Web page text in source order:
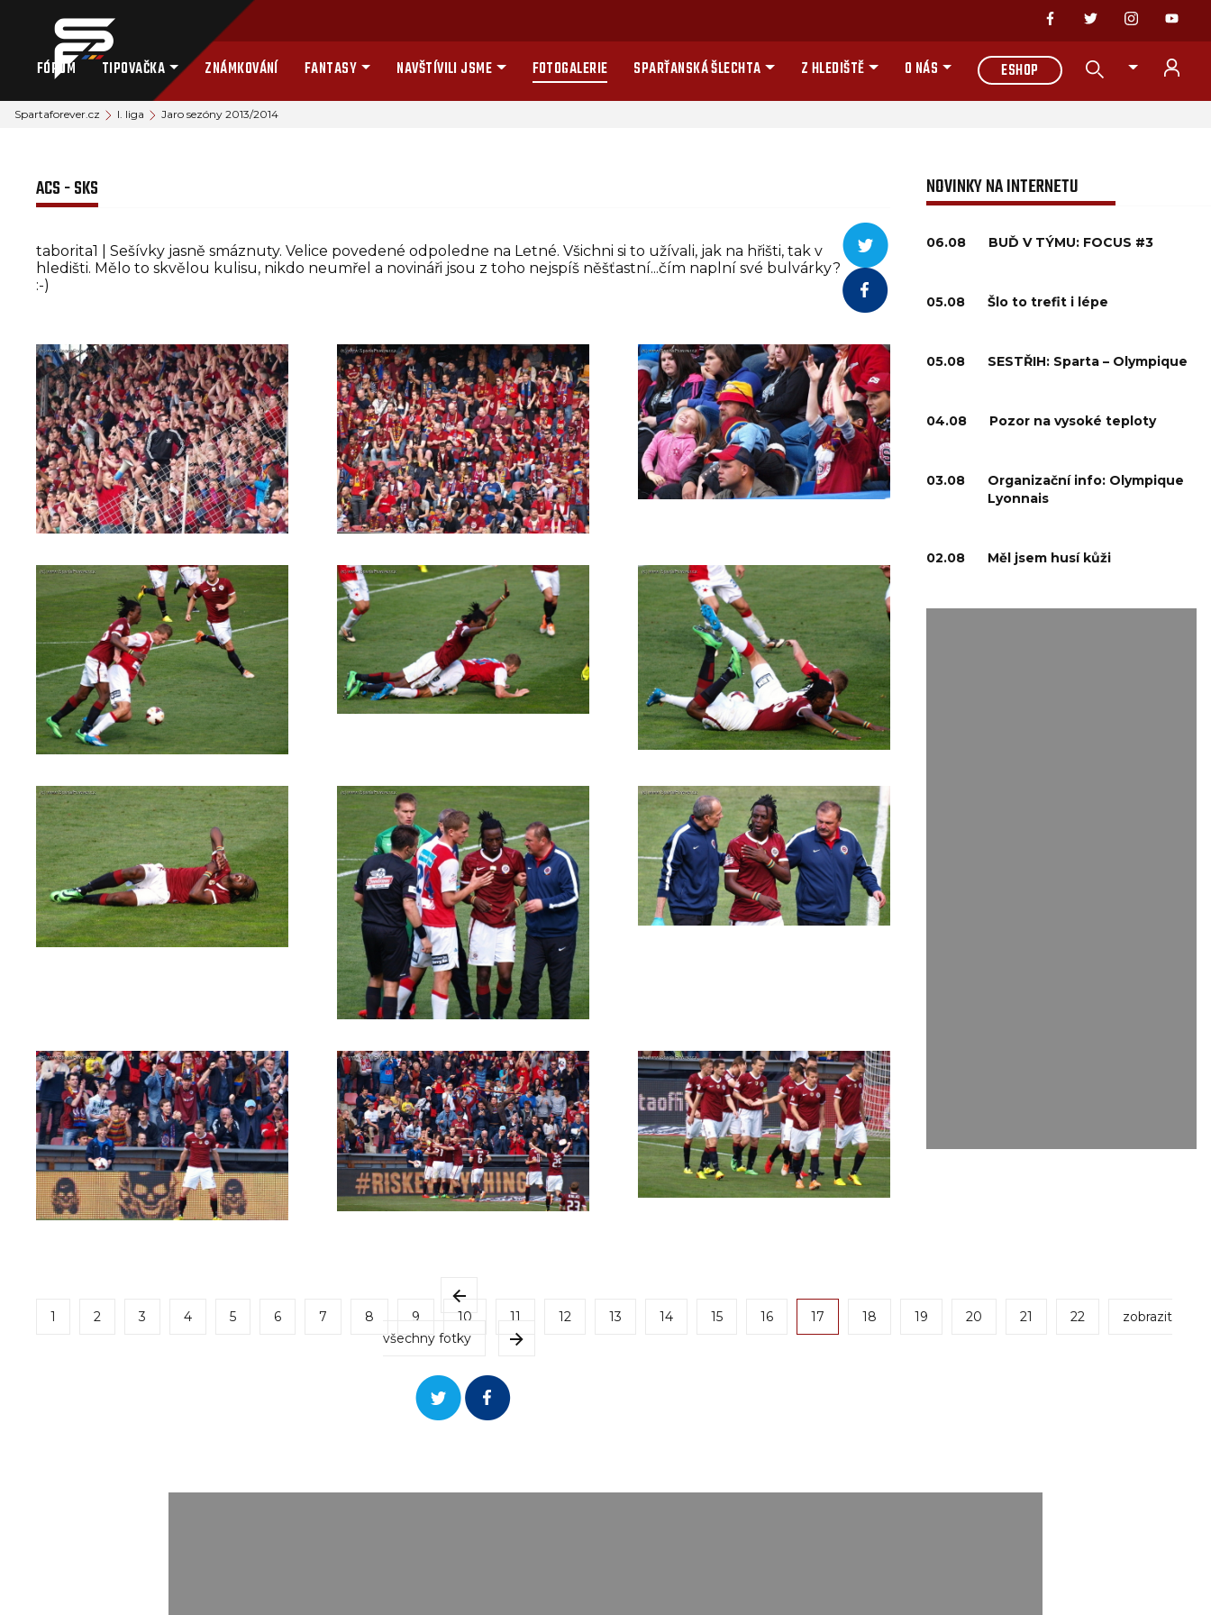
FÓRUM TIPOVAČKA ZNÁMKOVÁNÍ FANTASY NAVŠTÍVILI JSME FOTOGALERIE SPARŤANSKÁ ŠLECHTA Z HLEDIŠTĚ O NÁS ESHOP
Spartaforever.cz I. liga Jaro sezóny 2013/2014
ACS - SKS
taborita1 | Sešívky jasně smáznuty. Velice povedené odpoledne na Letné. Všichni si to užívali, jak na hřišti, tak v
hledišti. Mělo to skvělou kulisu, nikdo neumřel a novináři jsou z toho nejspíš něšťastní...čím naplní své bulvárky?
:-)
1 2 3 4 5 6 7 8 9 10 11 12 13 14 15 16 17 18 19 20 21 22
zobrazit
všechny fotky
NOVINKY NA INTERNETU
06.08 BUĎ V TÝMU: FOCUS #3
05.08 Šlo to trefit i lépe
05.08 SESTŘIH: Sparta – Olympique
04.08 Pozor na vysoké teploty
03.08
Organizační info: Olympique
Lyonnais
02.08 Měl jsem husí kůži